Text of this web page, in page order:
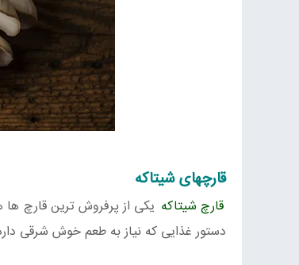
قارچهای شیتاکه
قارچ شیتاکه یکی از پرفروش ترین قارچ
دستور غذایی که نیاز به طعم خوش شرقی